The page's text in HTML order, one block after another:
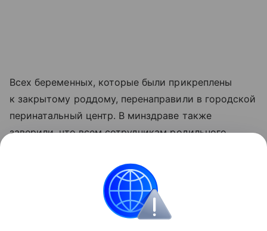
Всех беременных, которые были прикреплены
к закрытому роддому, перенаправили в городской
перинатальный центр. В минздраве также
заверили, что всем сотрудникам родильного
вакантные места в медицинских учреждениях